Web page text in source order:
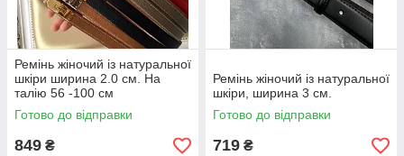
Ремінь жіночий із натуральної
шкіри ширина 2.0 см. На
талію 56 -100 см
Готово до відправки
849 ₴
Ремінь жіночий із натуральної
шкіри, ширина 3 см.
Готово до відправки
719 ₴